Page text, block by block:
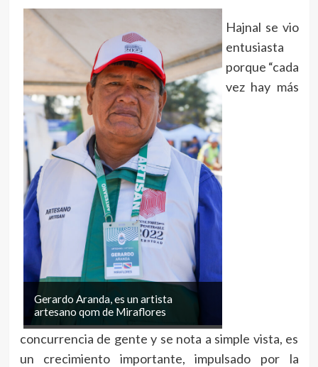
Gerardo Aranda, es un artista
artesano qom de Miraflores
Hajnal se vio
entusiasta
porque “cada
vez hay más
concurrencia de gente y se nota a simple vista, es
un crecimiento importante, impulsado por la